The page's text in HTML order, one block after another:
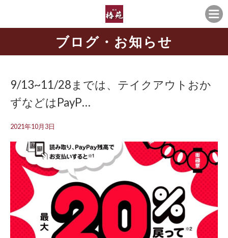
ブログ・お知らせ
9/13~11/28までは、テイクアウトおか
ずなどはPayP…
2021年10月3日